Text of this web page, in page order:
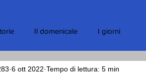
Il domenicale I giorni
6 ott 2022 Tempo di lettura: 5 min